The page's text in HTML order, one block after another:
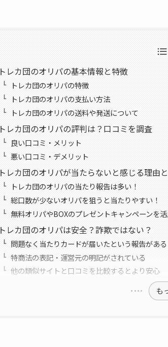
トレカ団のオリパの基本情報と特徴
トレカ団のオリパの特徴
トレカ団のオリパの支払い方法
トレカ団のオリパの送料や発送について
トレカ団のオリパの評判は？口コミを調査
良い口コミ・メリット
悪い口コミ・デメリット
トレカ団のオリパが当たらないと感じる理由
トレカ団のオリパの当たり報告は多い！
総口数が少ないオリパを狙うと当たりやすい！
無料オリパやBOXのプレゼントキャンペーンを
トレカ団のオリパは安全？詐欺ではない？
問題なく当たりカードが届いたという報告がある
特商法の表記・運営元の明記がされている
他の類似サイトと口コミを比較するとより安心
も